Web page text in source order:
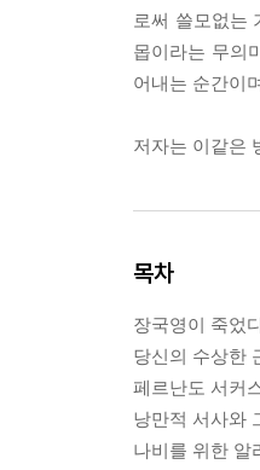
로써 쓸모없는
몹이라는 무의
어내는 순간이
저자는 이같은
목차
장국영이 죽었
당신의 수상한
페르난도 서커
낭만적 서사와
나비를 위한 알